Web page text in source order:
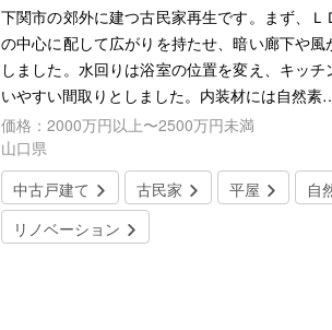
下関市の郊外に建つ古民家再生です。まず、
の中心に配して広がりを持たせ、暗い廊下や風
しました。水回りは浴室の位置を変え、キッ
いやすい間取りとしました。内装材には自然素
価格：2000万円以上〜2500万円未満
山口県
中古戸建て
古民家 平屋
自
リノベーション